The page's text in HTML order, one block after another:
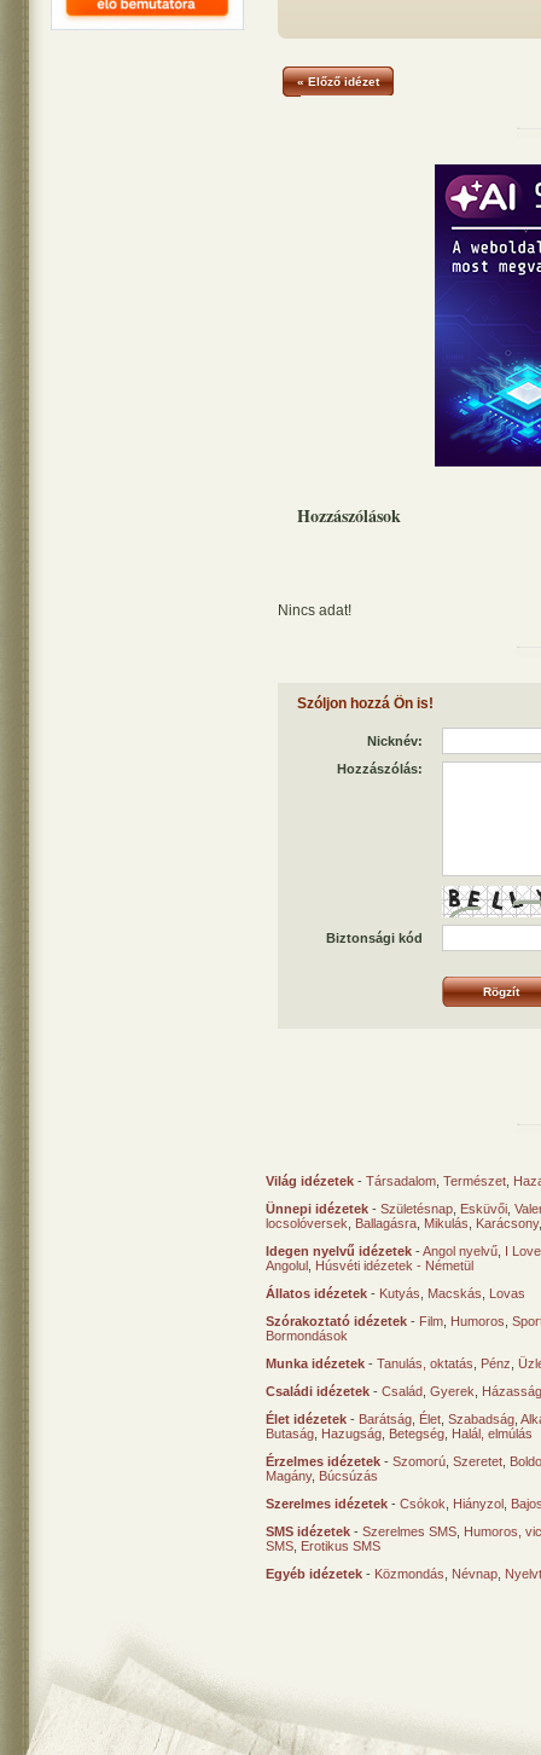
« Előző idézet
Hozzászólások
Nincs adat!
Szóljon hozzá Ön is!
Nicknév:
Hozzászólás:
Biztonsági kód
Világ idézetek - Társadalom Természet
Ünnepi idézetek - Születésnap Esküvői
locsolóversek
Ballagásra Mikulás Karácsony
Idegen nyelvű idézetek -Angol nyelvű I
Angolul Húsvéti idézetek - Németül
Állatos idézetek - Kutyás Macskás
Lovas
Szórakoztató idézetek - Film Humoros
Bormondások
Munka idézetek - Tanulás, oktatás Pénz
Családi idézetek - Család Gyerek
Élet idézetek - Barátság Élet Szabadság
Butaság Hazugság Betegség Halál, elmúlás
Érzelmes idézetek - Szomorú Szeretet
Magány, Búcsúzás
Szerelmes idézetek - Csókok Hiányzol
SMS idézetek - Szerelmes SMS Humoros,
SMS Erotikus SMS
Egyéb idézetek - Közmondás Névnap